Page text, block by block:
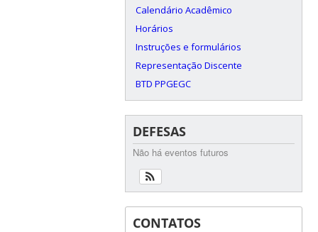
Calendário Acadêmico
Horários
Instruções e formulários
Representação Discente
BTD PPGEGC
DEFESAS
Não há eventos futuros
CONTATOS